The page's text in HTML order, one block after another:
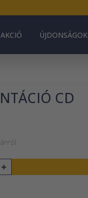
AKCIÓ ÚJDONSÁGOK
CD